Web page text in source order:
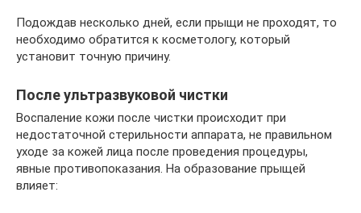
Подождав несколько дней, если прыщи не проходят, то
необходимо обратится к косметологу, который
установит точную причину.
После ультразвуковой чистки
Воспаление кожи после чистки происходит при
недостаточной стерильности аппарата, не правильном
уходе за кожей лица после проведения процедуры,
явные противопоказания. На образование прыщей
влияет: